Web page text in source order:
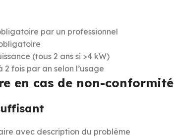
par un professionnel
(tous 2 ans si >4 kW)
fois par an selon l’usage
en cas de non-conformité
avec description du problème